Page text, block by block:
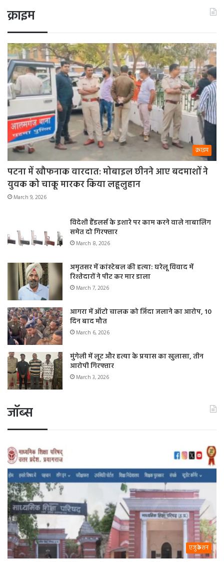
क्राइम
क्राइम
पटना में खौफनाक वारदात: मोबाइल छीनने आए बदमाशों ने
युवक को चाकू मारकर किया लहूलुहान
March 9, 2026
विदेशी हैंडलर्स के इशारे पर काम करने वाले नाबालिग
समेत दो गिरफ्तार
March 8, 2026
अमृतसर में कांस्टेबल की हत्या: घरेलू विवाद में
रिश्तेदारों ने पीट कर मार डाला
March 7, 2026
आगरा में ऑटो चालक को जिंदा जलाने का आरोप, 10
दिन बाद मौत
March 6, 2026
मुंगेली में लूट और हत्या के प्रयास का खुलासा, तीन
आरोपी गिरफ्तार
March 3, 2026
जॉब्स
एजुकेशन